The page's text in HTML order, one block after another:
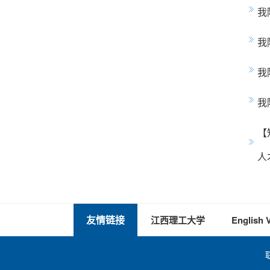
我
我
我
我
人
友情链接 江西理工大学 English